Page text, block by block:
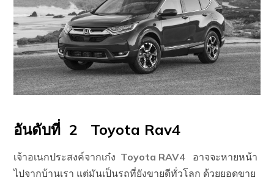
อันดับที่ 2 Toyota Rav4
เจ้าอเนกประสงค์จากเก๋ง Toyota RAV4
อาจจะหายหน้า
ไปจากบ้านเรา แต่มันเป็นรถที่ยังขายดีทั่วโลก ด้วยยอดขาย